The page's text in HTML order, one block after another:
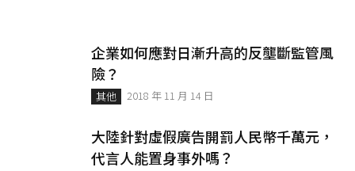
企業如何應對日漸升高的反壟斷監管風
險？
其他 2018 年 11 月 14 日
大陸針對虛假廣告開罰人民幣千萬元，
代言人能置身事外嗎？